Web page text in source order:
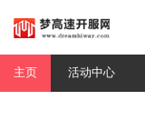
主页 活动中心